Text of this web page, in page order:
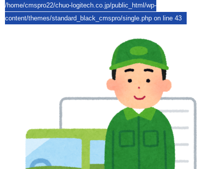
/home/cmspro22/chuo-logitech.co.jp/public_html/wp-
content/themes/standard_black_cmspro/single.php on line 43